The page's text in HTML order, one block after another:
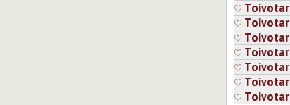
Toivotar
Toivotar
Toivotar
Toivotar
Toivotar
Toivotar
Toivotar